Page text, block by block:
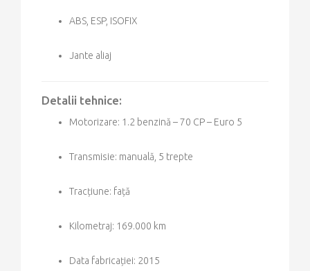
ABS, ESP, ISOFIX
Jante aliaj
Detalii tehnice:
Motorizare: 1.2 benzină – 70 CP – Euro 5
Transmisie: manuală, 5 trepte
Tracțiune: față
Kilometraj: 169.000 km
Data fabricației: 2015